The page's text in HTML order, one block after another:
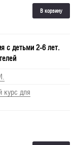
В корзину
с детьми 2-6 лет.
курс для